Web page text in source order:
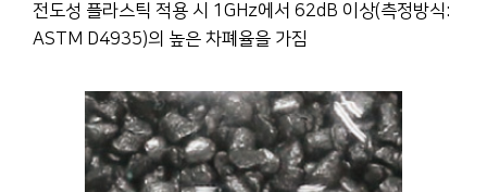
전도성 플라스틱 적용 시 1GHz에서 62dB 이상(측정방식:
ASTM D4935)의 높은 차폐율을 가짐